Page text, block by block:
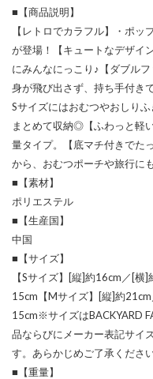
■【商品説明】
【レトロでカラフル】・ポッ
が登場！【キュートなデザイ
にみんなにっこり♪【ダブル
身が飛び出さず、持ち手付き
Sサイズにはおむつやおしり
まとめて収納◎【ふわっと軽
量タイプ。【底マチ付きでた
から、おむつポーチや旅行に
■【素材】
ポリエステル
■【生産国】
中国
■【サイズ】
【Sサイズ】[縦]約16cm／[
15cm【Mサイズ】[縦]約
15cm※サイズはBACKYARD
品ならびにメーカー表記サイ
す。あらかじめご了承ください
■【重量】